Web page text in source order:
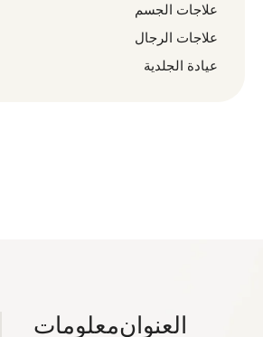
علاجات الجسم
علاجات الرجال
عيادة الجلدية
العنوانمعلومات